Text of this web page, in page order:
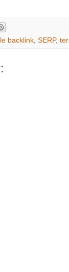
backlink, SERP,